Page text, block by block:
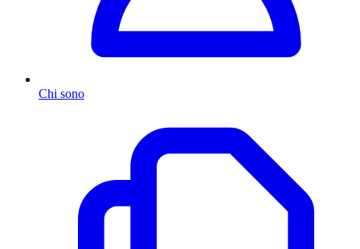
Chi sono